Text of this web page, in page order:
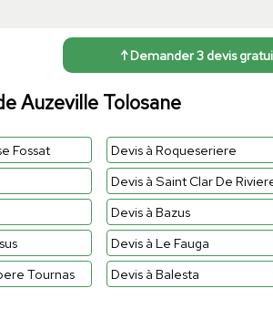
↑ Demander 3 devis
Auzeville Tolosane
Fossat Devis à Roqueseriere
Devis à Saint Clar De
Devis à Bazus
Devis à Le Fauga
Tournas
Devis à Balesta